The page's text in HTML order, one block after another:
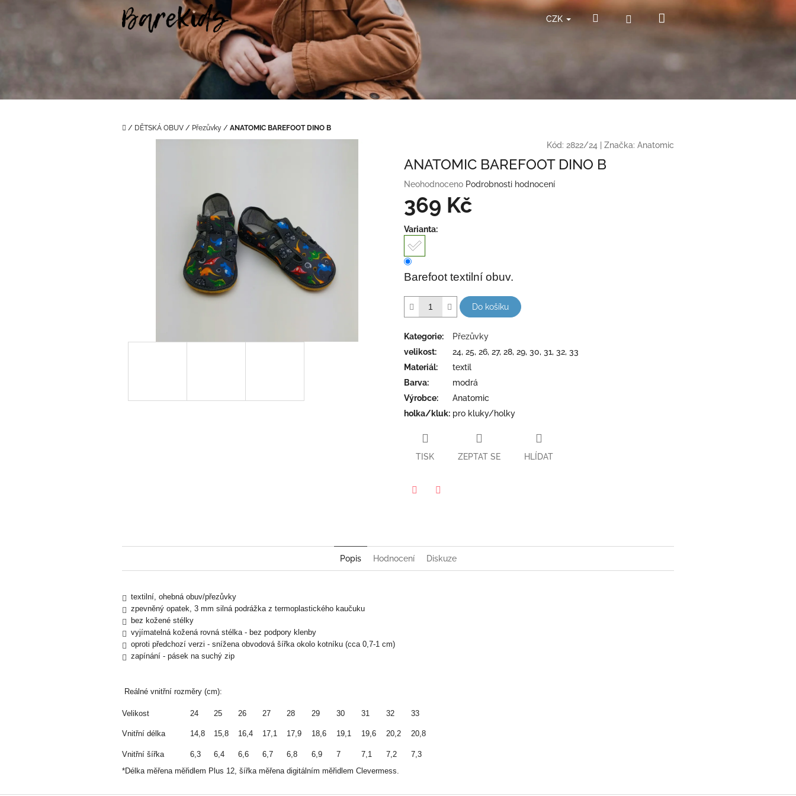
CZK HledatPřihlášeníNákupní
Domů
/ DĚTSKÁ OBUV / Přezůvky / ANATOMIC BAREFOOT DINO B
Kód: 2822/24 Značka: Anatomic
ANATOMIC BAREFOOT DINO B
Průměrné
hodnocení
produktu
0,0
5
hvězdiček.
Neohodnoceno Podrobnosti hodnocení
369 Kč
Měrná
cena:
Varianta:
Barefoot textilní obuv.
Do košíku
Kategorie:
Přezůvky
velikost:
24, 25, 26, 27, 28, 29, 30, 31, 32, 33
Materiál:
textil
Barva:
modrá
Výrobce:
Anatomic
holka/kluk: pro kluky/holky
TISK ZEPTAT SE HLÍDAT
Popis Hodnocení Diskuze
textilní, ohebná obuv/přezůvky
zpevněný opatek, 3 mm silná podrážka z termoplastického kaučuku
bez kožené stélky
vyjímatelná kožená rovná stélka - bez podpory klenby
oproti předchozí verzi - snížena obvodová šířka okolo kotníku (cca 0,7-1 cm)
zapínání - pásek na suchý zip
Reálné vnitřní rozměry (cm):
Velikost 24 25 26 27 28 29 30 31 32 33
Vnitřní délka 14,8 15,8 16,4 17,1 17,9 18,6 19,1 19,6 20,2 20,8
Vnitřní šířka 6,3 6,4 6,6 6,7 6,8 6,9 7 7,1 7,2
7,3
*Délka měřena měřidlem Plus 12, šířka měřena digitálním měřidlem Clevermess.